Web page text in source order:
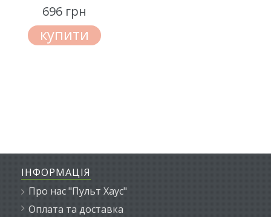
696 грн
купити
ІНФОРМАЦІЯ
Про нас "Пульт Хаус"
Оплата та доставка